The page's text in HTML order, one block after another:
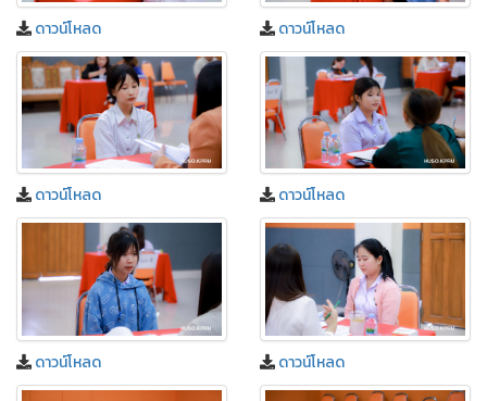
ดาวน์โหลด ดาวน์โหลด
ดาวน์โหลด ดาวน์โหลด
ดาวน์โหลด ดาวน์โหลด